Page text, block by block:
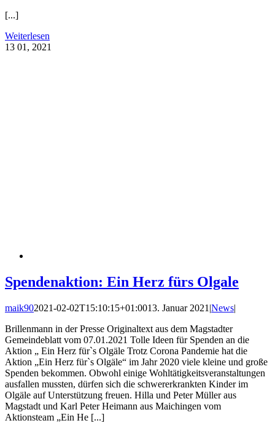
[...]
Weiterlesen
13 01, 2021
Spendenaktion: Ein Herz fürs Olgale
maik902021-02-02T15:10:15+01:0013. Januar 2021 |News|
Brillenmann in der Presse Originaltext aus dem Magstadter
Gemeindeblatt vom 07.01.2021 Tolle Ideen für Spenden an die
Aktion „ Ein Herz für`s Olgäle Trotz Corona Pandemie hat die
Aktion „Ein Herz für`s Olgäle“ im Jahr 2020 viele kleine und große
Spenden bekommen. Obwohl einige Wohltätigkeitsveranstaltungen
ausfallen mussten, dürfen sich die schwererkrankten Kinder im
Olgäle auf Unterstützung freuen. Hilla und Peter Müller aus
Magstadt und Karl Peter Heimann aus Maichingen vom
Aktionsteam „Ein He [...]